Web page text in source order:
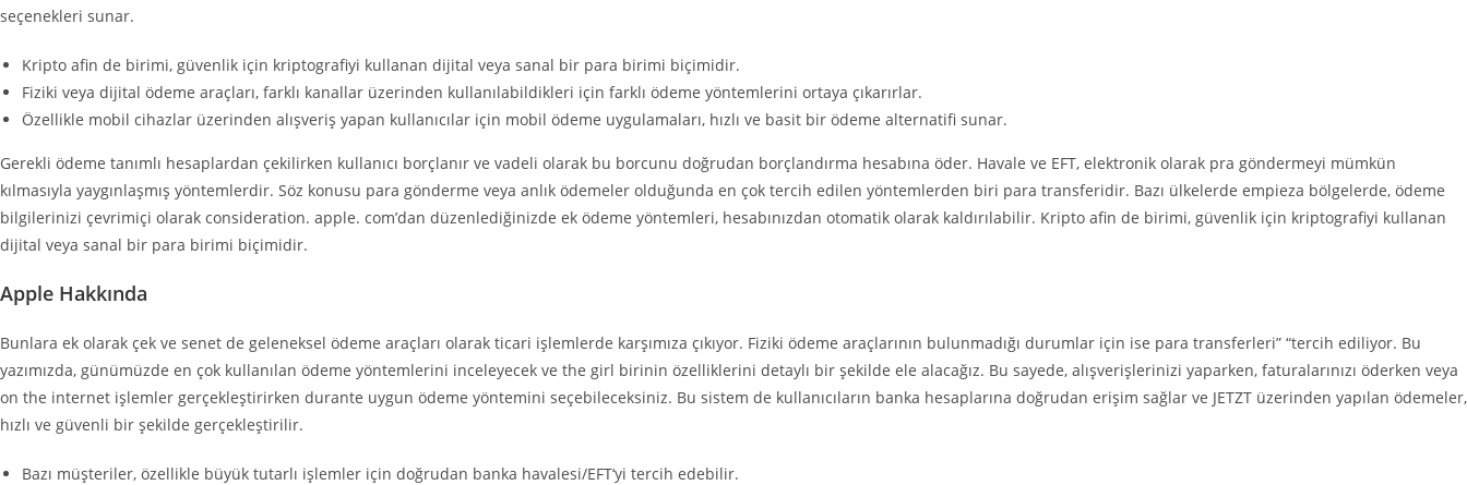
seçenekleri sunar.
Kripto afin de birimi, güvenlik için kriptografiyi kullanan dijital veya sanal bir para birimi biçimidir.
Fiziki veya dijital ödeme araçları, farklı kanallar üzerinden kullanılabildikleri için farklı ödeme yöntemlerini ortaya çıkarırlar.
Özellikle mobil cihazlar üzerinden alışveriş yapan kullanıcılar için mobil ödeme uygulamaları, hızlı ve basit bir ödeme alternatifi sunar.
Gerekli ödeme tanımlı hesaplardan çekilirken kullanıcı borçlanır ve vadeli olarak bu borcunu doğrudan borçlandırma hesabına öder. Havale ve EFT, elektronik olarak pra göndermeyi mümkün
kılmasıyla yaygınlaşmış yöntemlerdir. Söz konusu para gönderme veya anlık ödemeler olduğunda en çok tercih edilen yöntemlerden biri para transferidir. Bazı ülkelerde empieza bölgelerde, ödeme
bilgilerinizi çevrimiçi olarak consideration. apple. com’dan düzenlediğinizde ek ödeme yöntemleri, hesabınızdan otomatik olarak kaldırılabilir. Kripto afin de birimi, güvenlik için kriptografiyi kullanan
dijital veya sanal bir para birimi biçimidir.
Apple Hakkında
Bunlara ek olarak çek ve senet de geleneksel ödeme araçları olarak ticari işlemlerde karşımıza çıkıyor. Fiziki ödeme araçlarının bulunmadığı durumlar için ise para transferleri” “tercih ediliyor. Bu
yazımızda, günümüzde en çok kullanılan ödeme yöntemlerini inceleyecek ve the girl birinin özelliklerini detaylı bir şekilde ele alacağız. Bu sayede, alışverişlerinizi yaparken, faturalarınızı öderken veya
on the internet işlemler gerçekleştirirken durante uygun ödeme yöntemini seçebileceksiniz. Bu sistem de kullanıcıların banka hesaplarına doğrudan erişim sağlar ve JETZT üzerinden yapılan ödemeler,
hızlı ve güvenli bir şekilde gerçekleştirilir.
Bazı müşteriler, özellikle büyük tutarlı işlemler için doğrudan banka havalesi/EFT‘yi tercih edebilir.